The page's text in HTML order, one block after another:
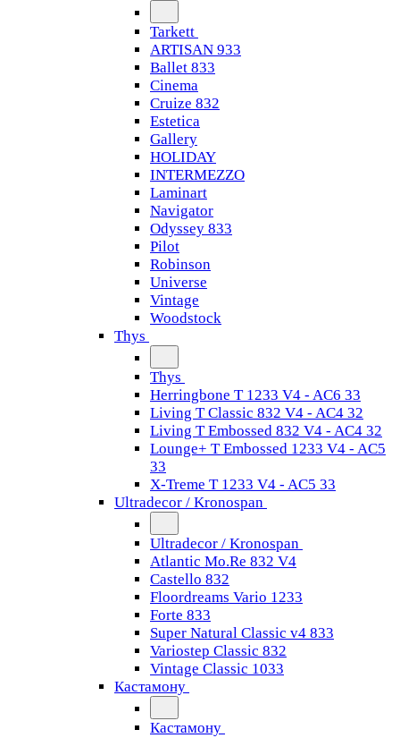
Tarkett
ARTISAN 933
Ballet 833
Cinema
Cruize 832
Estetica
Gallery
HOLIDAY
INTERMEZZO
Laminart
Navigator
Odyssey 833
Pilot
Robinson
Universe
Vintage
Woodstock
Thys
Thys
Herringbone T 1233 V4 - AC6 33
Living T Classic 832 V4 - AC4 32
Living T Embossed 832 V4 - AC4 32
Lounge+ T Embossed 1233 V4 - AC5
33
X-Treme T 1233 V4 - AC5 33
Ultradecor / Kronospan
Ultradecor / Kronospan
Atlantic Mo.Re 832 V4
Castello 832
Floordreams Vario 1233
Forte 833
Super Natural Classic v4 833
Variostep Classic 832
Vintage Classic 1033
Кастамону
Кастамону